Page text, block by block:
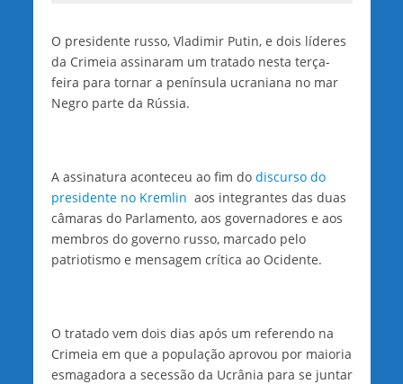
O presidente russo, Vladimir Putin, e dois líderes
da Crimeia assinaram um tratado nesta terça-
feira para tornar a península ucraniana no mar
Negro parte da Rússia.
A assinatura aconteceu ao fim do discurso do
presidente no Kremlin aos integrantes das duas
câmaras do Parlamento, aos governadores e aos
membros do governo russo, marcado pelo
patriotismo e mensagem crítica ao Ocidente.
O tratado vem dois dias após um referendo na
Crimeia em que a população aprovou por maioria
esmagadora a secessão da Ucrânia para se juntar